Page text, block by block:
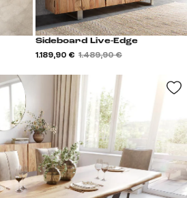
Sideboard Live-Edge
1.189,90 € 1.489,90 €